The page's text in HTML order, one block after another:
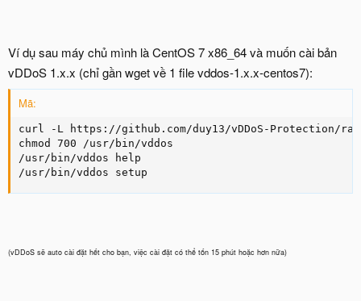
Ví dụ sau máy chủ mình là CentOS 7 x86_64 và muốn cài bản
vDDoS 1.x.x (chỉ gần wget về 1 file vddos-1.x.x-centos7):
Mã:
curl -L https://github.com/duy13/vDDoS-Protection/
chmod 700 /usr/bin/vddos
/usr/bin/vddos help
/usr/bin/vddos setup
(vDDoS sẽ auto cài đặt hết cho bạn, việc cài đặt có thể tốn 15 phút hoặc hơn nữa)